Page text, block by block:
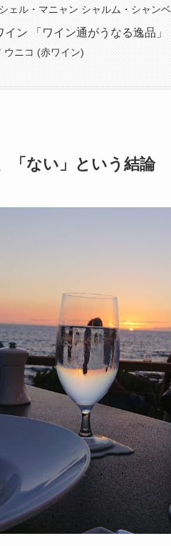
ェル・マニャン シャルム・シャン
ン 「ワイン通がうなる逸品」
ウニコ (赤ワイン)
「ない」 という結論